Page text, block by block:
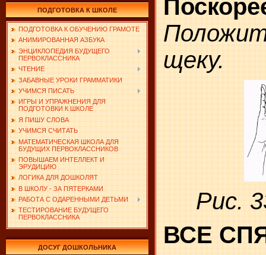
ПОДГОТОВКА К ШКОЛЕ
ПОДГОТОВКА К ОБУЧЕНИЮ ГРАМОТЕ
АНИМИРОВАННАЯ АЗБУКА
ЭНЦИКЛОПЕДИЯ БУДУЩЕГО
ПЕРВОКЛАССНИКА
ЧТЕНИЕ
ЗАБАВНЫЕ УРОКИ ГРАММАТИКИ
УЧИМСЯ ПИСАТЬ
ИГРЫ И УПРАЖНЕНИЯ ДЛЯ
ПОДГОТОВКИ К ШКОЛЕ
Я ПИШУ СЛОВА
УЧИМСЯ СЧИТАТЬ
МАТЕМАТИЧЕСКАЯ ШКОЛА ДЛЯ
БУДУЩИХ ПЕРВОКЛАССНИКОВ
ПОВЫШАЕМ ИНТЕЛЛЕКТ И
ЭРУДИЦИЮ
ЛОГИКА ДЛЯ ДОШКОЛЯТ
В ШКОЛУ - ЗА ПЯТЕРКАМИ
РАБОТА С ОДАРЕННЫМИ ДЕТЬМИ
ТЕСТИРОВАНИЕ БУДУЩЕГО
ПЕРВОКЛАССНИКА
ДОСУГ ДОШКОЛЬНИКА
щеку.
Рис.
ВСЕ